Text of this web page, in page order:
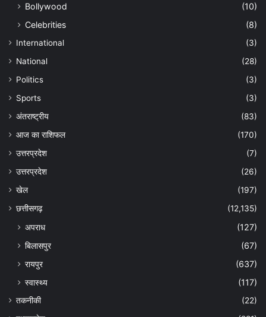
Bollywood
(10)
Celebrities
(8)
International
(3)
National
(28)
Politics
(3)
Sports
(3)
अंतराष्ट्रीय
(83)
आज का राशिफल
(170)
उत्तरप्रदेश
(7)
उत्तरप्रदेश
(26)
खेल
(197)
छत्तीसगढ़
(12,135)
अपराध
(127)
बिलासपुर
(67)
रायपुर
(637)
स्वास्थ्य
(117)
तकनीकी
(22)